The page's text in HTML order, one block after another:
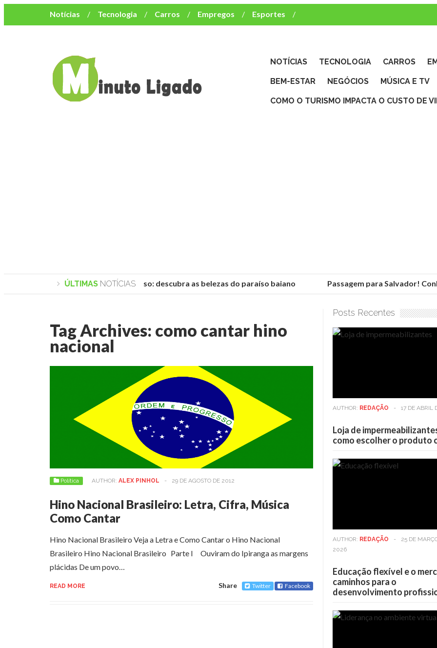
Notícias Tecnologia Carros Empregos
Esportes
Mulher
Bem-Estar Negócios
Música e TV
NOTÍCIAS TECNOLOGIA CARROS
BEM-ESTAR NEGÓCIOS MÚSICA E TV
COMO O TURISMO IMPACTA O CUSTO DE
ÚLTIMAS NOTÍCIAS
Praias de Trancoso: descubra as belezas do paraíso baiano Passagem para Salvador!
Tag Archives: como cantar hino
nacional
Política AUTHOR: ALEX PINHOL - 29 DE AGOSTO DE 2012
Hino Nacional Brasileiro: Letra, Cifra, Música
Como Cantar
Hino Nacional Brasileiro Veja a Letra e Como Cantar o Hino Nacional
Brasileiro Hino Nacional Brasileiro Parte I Ouviram do Ipiranga as margens
plácidas De um povo…
READ MORE Share Twitter Facebook
Posts Recentes
AUTHOR: REDAÇÃO - 17 DE ABRIL
Loja de
como escolher o produto
AUTHOR: REDAÇÃO -
25 DE
2026
Educação flexível e o
caminhos para o
desenvolvimento